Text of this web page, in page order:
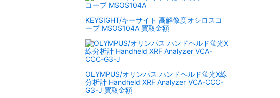
KEYSIGHT/キーサイト 高解像度オシロスコ
ープ MSOS104A 買取金額
OLYMPUS/オリンパス ハンドヘルド蛍光X線
分析計 Handheld XRF Analyzer VCA-CCC-
G3-J 買取金額